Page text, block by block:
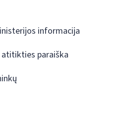
informacija
paraiška